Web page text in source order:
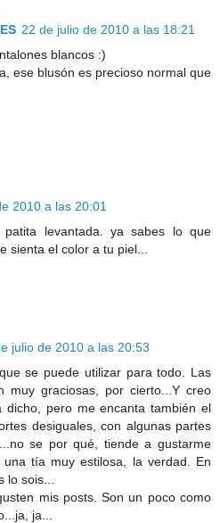
22 de julio de 2010 a las 18:21
blancos :)
ese blusón es precioso normal que
2010 a las 20:01
levantada. ya sabes lo que
sienta el color a tu piel...
julio de 2010 a las 20:53
se puede utilizar para todo. Las
muy graciosas, por cierto...Y creo
pero me encanta también el
desiguales, con algunas partes
se por qué, tiende a gustarme
tía muy estilosa, la verdad. En
sois...
mis posts. Son un poco como
ja...